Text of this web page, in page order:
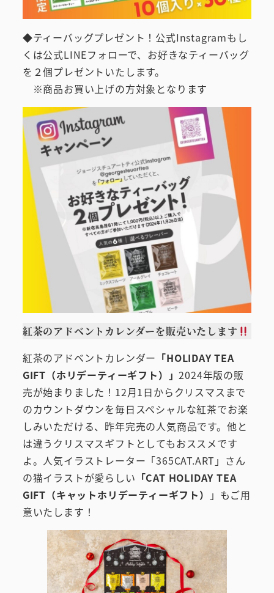
◆ティーバッグプレゼント！公式Instagramもし
くは公式LINEフォローで、お好きなティーバッグ
を２個プレゼントいたします。
※商品お買い上げの方対象となります
紅茶のアドベントカレンダーを販売いたします
紅茶のアドベントカレンダー 「HOLIDAY TEA
GIFT（ホリデーティーギフト）」2024年版の販
売が始まりました！12月1日からクリスマスまで
のカウントダウンを毎日スペシャルな紅茶でお楽
しみいただける、昨年完売の人気商品です。他と
は違うクリスマスギフトとしてもおススメです
よ。人気イラストレーター「365CAT.ART」さん
の猫イラストが愛らしい 「CAT HOLIDAY TEA
GIFT（キャットホリデーティーギフト）
」もご用
意いたします！